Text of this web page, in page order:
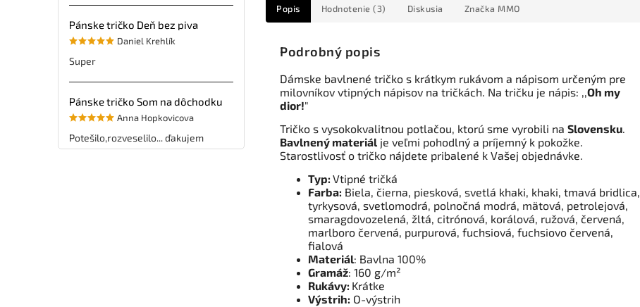
Pánske tričko Deň bez piva
Daniel Krehlík
Super
Pánske tričko Som na dôchodku
Anna Hopkovicova
Potešilo,rozveselilo... ďakujem
Popis Hodnotenie (3) Diskusia Značka MMO
Podrobný popis
Dámske bavlnené tričko s krátkym rukávom a nápisom určeným pre
milovníkov vtipných nápisov na tričkách. Na tričku je nápis: ,,Oh my
dior!"
Tričko s vysokokvalitnou potlačou, ktorú sme vyrobili na Slovensku.
Bavlnený materiál je veľmi pohodlný a príjemný k pokožke.
Starostlivosť o tričko nájdete pribalené k Vašej objednávke.
Typ: Vtipné tričká
Farba: Biela, čierna, piesková, svetlá khaki, khaki, tmavá bridlica,
tyrkysová, svetlomodrá, polnočná modrá, mätová, petrolejová,
smaragdovozelená, žltá, citrónová, korálová, ružová, červená,
marlboro červená, purpurová, fuchsiová, fuchsiovo červená,
fialová
Materiál: Bavlna 100%
Gramáž: 160 g/m²
Rukávy: Krátke
Výstrih: O-výstrih